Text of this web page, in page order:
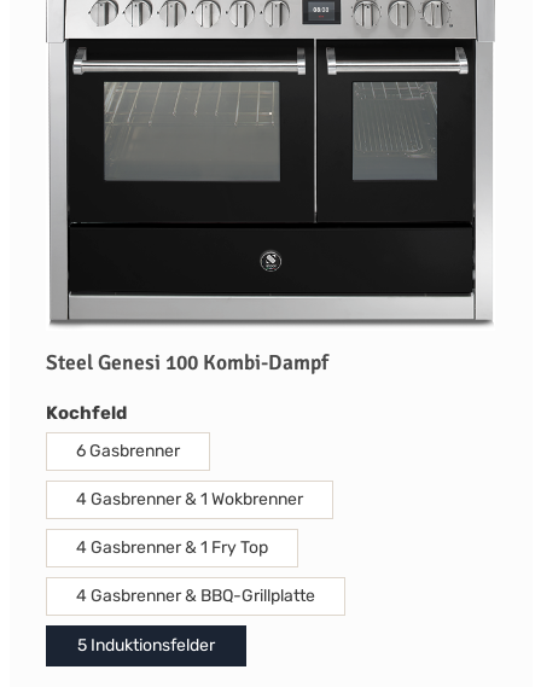
Steel Genesi 100 Kombi-Dampf
Kochfeldauswählen
6 Gasbrenner
4 Gasbrenner & 1 Wokbrenner
4 Gasbrenner & 1 Fry Top
4 Gasbrenner & BBQ-Grillplatte
5 Induktionsfelder